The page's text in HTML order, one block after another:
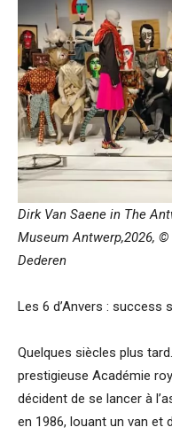
Dirk Van Saene in The
Museum Antwerp,2026,
Dederen
Les 6 d’Anvers : success
Quelques siècles plus
prestigieuse Académie
décident de se lancer à
en 1986, louant un van et